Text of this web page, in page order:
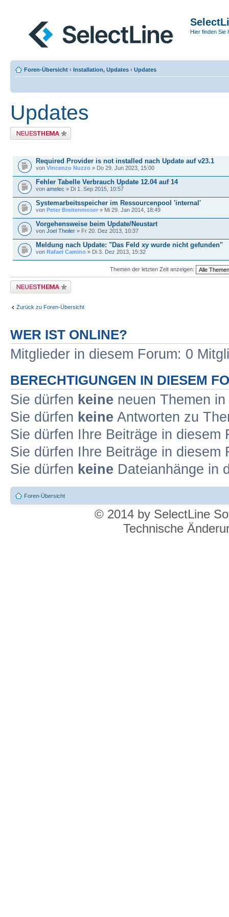
Hier finden Sie
Foren-Übersicht ‹ Installation, Updates ‹ Updates
Updates
Neues Thema erstellen
Required Provider is not installed nach Update auf v23.1
von Vincenzo Nuzzo » Do 29. Jun 2023, 15:00
Fehler Tabelle Verbrauch Update 12.04 auf 14
von amelec » Di 1. Sep 2015, 10:57
Systemarbeitsspeicher im Ressourcenpool 'internal'
von Peter Breitenmoser » Mi 29. Jan 2014, 18:49
Vorgehensweise beim Update/Neustart
von Joel Theiler » Fr 20. Dez 2013, 10:37
Meldung nach Update: "Das Feld xy wurde nicht gefunden"
von Rafael Camino » Di 3. Dez 2013, 15:32
Themen der letzten Zeit anzeigen:
Neues Thema erstellen
Zurück zu Foren-Übersicht
WER IST ONLINE?
Mitglieder in diesem Forum: 0
BERECHTIGUNGEN IN DIESEM
Sie dürfen keine neuen Themen
Sie dürfen keine Antworten zu
Sie dürfen Ihre Beiträge in diesem
Sie dürfen Ihre Beiträge in diesem
Sie dürfen keine Dateianhänge in
Foren-Übersicht
© 2014 by SelectLine
Technische